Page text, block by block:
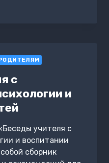
с
и
учителя с
и воспитании
сборник